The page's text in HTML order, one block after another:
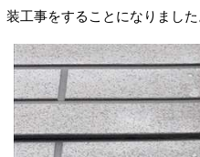
装工事をすることになりました